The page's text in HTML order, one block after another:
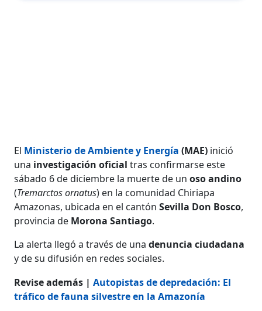
El Ministerio de Ambiente y Energía (MAE) inició
una investigación oficial tras confirmarse este
sábado 6 de diciembre la muerte de unoso andino
(Tremarctos ornatus) en la comunidad Chiriapa
Amazonas, ubicada en el cantónSevilla Don Bosco,
provincia de Morona Santiago.
La alerta llegó a través de unadenuncia ciudadana
y de su difusión en redes sociales.
Revise además |Autopistas de depredación: El
tráfico de fauna silvestre en la Amazonía